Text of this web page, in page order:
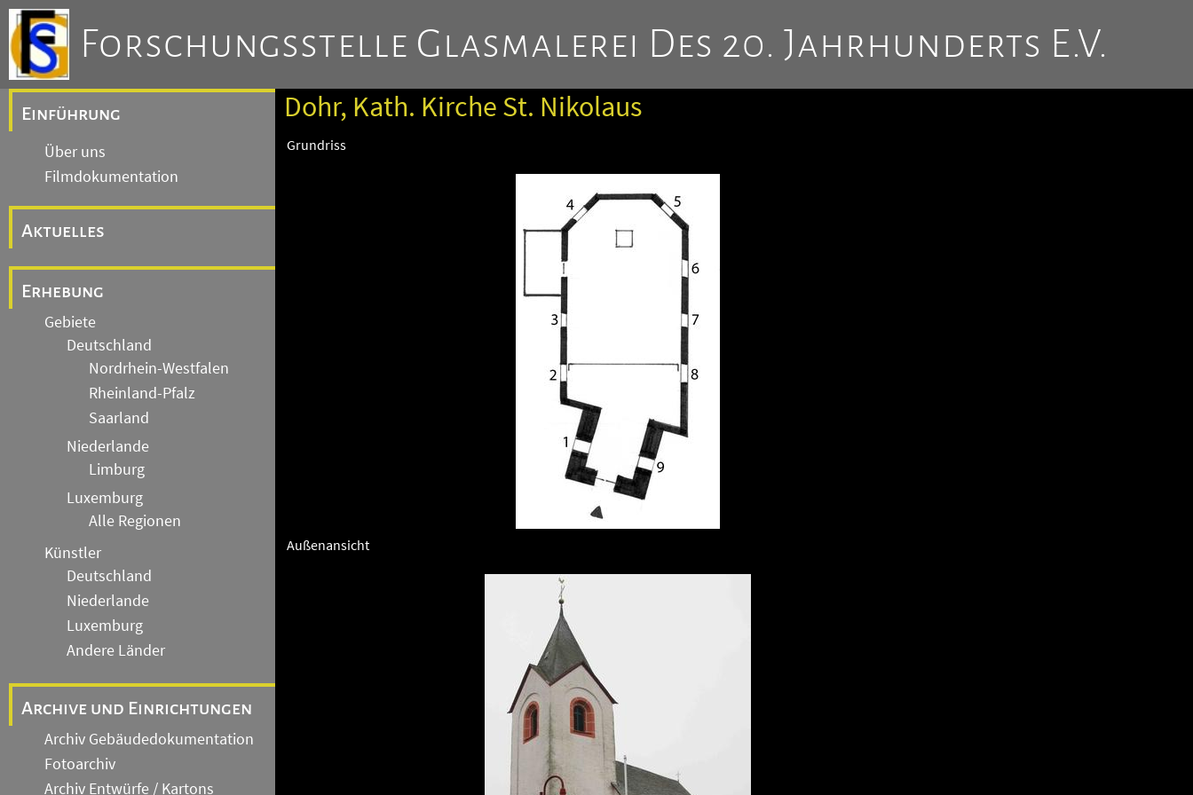
Forschungsstelle Glasmalerei Des 20. Jahrhunderts E.V.
Einführung
Über uns
Filmdokumentation
Aktuelles
Erhebung
Gebiete
Deutschland
Nordrhein-Westfalen
Rheinland-Pfalz
Saarland
Niederlande
Limburg
Luxemburg
Alle Regionen
Künstler
Deutschland
Niederlande
Luxemburg
Andere Länder
Archive und Einrichtungen
Archiv Gebäudedokumentation
Fotoarchiv
Archiv Entwürfe / Kartons
Dohr, Kath. Kirche St. Nikolaus
Grundriss
Außenansicht